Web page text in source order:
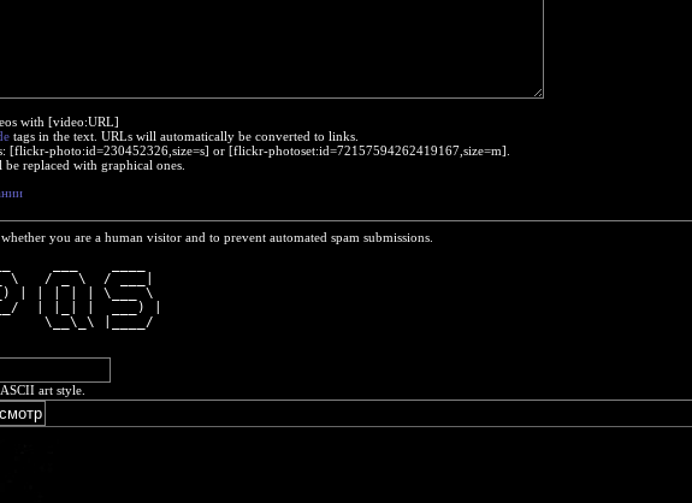
with [video:URL]
tags in the text. URLs will automatically be converted to links.
[flickr-photo:id=230452326,size=s] or [flickr-photoset:id=72157594262419167,size=m].
replaced with graphical ones.
you are a human visitor and to prevent automated spam submissions.
/ _ \  / ___|
| | | | | \___ \
| |_| |  ___) |
\__\_\ |____/
art style.